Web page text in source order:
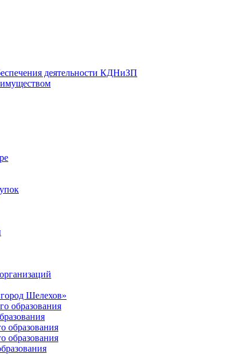
деятельности КДНиЗП
Шелехов»
образования
образования
образования